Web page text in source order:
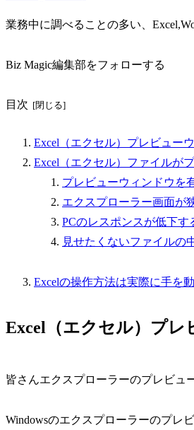
業務中に調べることの多い、
Biz Magic編集部をフォローする
目次
Excel（エクセル）プレビュー
Excel（エクセル）ファイルが
プレビューウィンドウを
エクスプローラー画面が
PCのレスポンスが低下す
見せたくないファイルの
Excelの操作方法は実際に手を
Excel（エクセル）プレ
皆さんエクスプローラーのプレビュ
Windowsのエクスプローラーのプレ